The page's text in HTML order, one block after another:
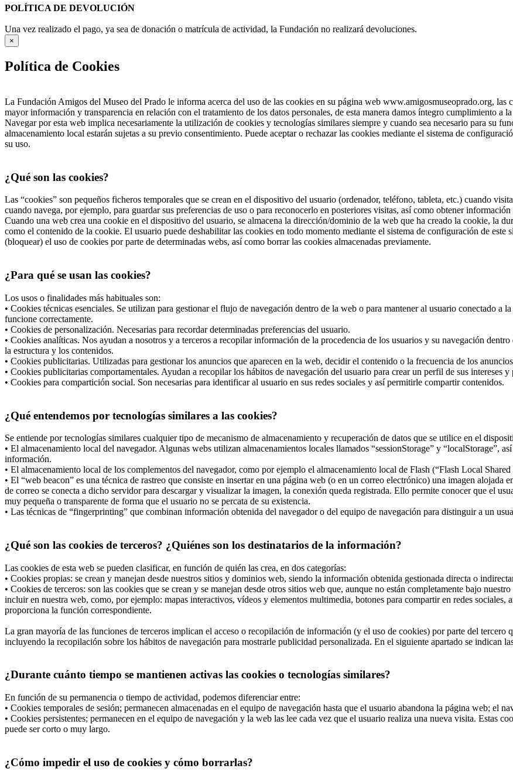
POLÍTICA DE DEVOLUCIÓN
Una vez realizado el pago, ya sea de donación o matrícula de actividad, la Fundación no realizará devoluciones.
×
Política de Cookies
La Fundación Amigos del Museo del Prado le informa acerca del uso de las cookies en su página web www.amigosmuseoprado.org, las
mayor información y transparencia en relación con el tratamiento de los datos personales, de esta manera damos íntegro cumplimiento a
Navegar por esta web implica necesariamente la utilización de cookies y tecnologías similares siempre y cuando sea necesario para su
almacenamiento local estarán sujetas a su previo consentimiento. Puede aceptar o rechazar las cookies mediante el sistema de
su uso.
¿Qué son las cookies?
Las “cookies” son pequeños ficheros temporales que se crean en el dispositivo del usuario (ordenador, teléfono, tableta, etc.) cuando
cuando navega, por ejemplo, para guardar sus preferencias de uso o para reconocerlo en posteriores visitas, así como obtener
Cuando una web crea una cookie en el dispositivo del usuario, se almacena la dirección/dominio de la web que ha creado la cookie, la
como el contenido de la cookie. El usuario puede deshabilitar las cookies en todo momento mediante el sistema de configuración de
(bloquear) el uso de cookies por parte de determinadas webs, así como borrar las cookies almacenadas previamente.
¿Para qué se usan las cookies?
Los usos o finalidades más habituales son:
• Cookies técnicas esenciales. Se utilizan para gestionar el flujo de navegación dentro de la web o para mantener al usuario conectado a
funcione correctamente.
• Cookies de personalización. Necesarias para recordar determinadas preferencias del usuario.
• Cookies analíticas. Nos ayudan a nosotros y a terceros a recopilar información de la procedencia de los usuarios y su navegación
la estructura y los contenidos.
• Cookies publicitarias. Utilizadas para gestionar los anuncios que aparecen en la web, decidir el contenido o la frecuencia de los
• Cookies publicitarias comportamentales. Ayudan a recopilar los hábitos de navegación del usuario para crear un perfil de sus intereses
• Cookies para compartición social. Son necesarias para identificar al usuario en sus redes sociales y así permitirle compartir contenidos.
¿Qué entendemos por tecnologías similares a las cookies?
Se entiende por tecnologías similares cualquier tipo de mecanismo de almacenamiento y recuperación de datos que se utilice en el
• El almacenamiento local del navegador. Algunas webs utilizan almacenamientos locales llamados “sessionStorage” y “localStorage”,
información.
• El almacenamiento local de los complementos del navegador, como por ejemplo el almacenamiento local de Flash (“Flash Local
• El “web beacon” es una técnica de rastreo que consiste en insertar en una página web (o en un correo electrónico) una imagen
de correo se conecta a dicho servidor para descargar y visualizar la imagen, la conexión queda registrada. Ello permite conocer que el
muy pequeña o transparente de forma que el usuario no se percata de su existencia.
• Las técnicas de “fingerprinting” que combinan información obtenida del navegador o del equipo de navegación para distinguir a un
¿Qué son las cookies de terceros? ¿Quiénes son los destinatarios de la información?
Las cookies de esta web se pueden clasificar, en función de quién las crea, en dos categorías:
• Cookies propias: se crean y manejan desde nuestros sitios y dominios web, siendo la información obtenida gestionada directa o
• Cookies de terceros: son las cookies que se crean y se manejan desde otros sitios web que, aunque no están completamente bajo
incluir en nuestra web, como, por ejemplo: mapas interactivos, vídeos y elementos multimedia, botones para compartir en redes sociales,
proporciona la función correspondiente.
La gran mayoría de las funciones de terceros implican el acceso o recopilación de información (y el uso de cookies) por parte del
incluyendo la recopilación sobre los hábitos de navegación para mostrarle publicidad personalizada. En el siguiente apartado se indican
¿Durante cuánto tiempo se mantienen activas las cookies o tecnologías similares?
En función de su permanencia o tiempo de actividad, podemos diferenciar entre:
• Cookies temporales de sesión; permanecen almacenadas en el equipo de navegación hasta que el usuario abandona la página web; el
• Cookies persistentes; permanecen en el equipo de navegación y la web las lee cada vez que el usuario realiza una nueva visita. Estas
puede ser corto o muy largo.
¿Cómo impedir el uso de cookies y cómo borrarlas?